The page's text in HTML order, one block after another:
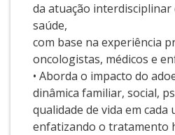
da atuação interdisciplinar
saúde,
com base na experiência
oncologistas, médicos e
• Aborda o impacto do
dinâmica familiar, social,
qualidade de vida em cada
enfatizando o tratamento